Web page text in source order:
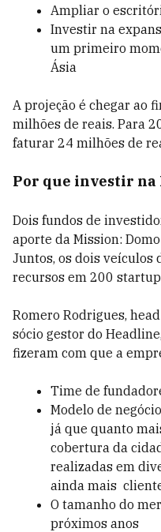
Ampliar o
Investir na
um primeiro
Ásia
A projeção é chegar ao
milhões de reais. Para
faturar 24 milhões de
Por que investir na
Dois fundos de
aporte da Mission:
Juntos, os dois
recursos em 200
Romero Rodrigues,
sócio gestor do
fizeram com que a
Time de
Modelo de
já que quanto
cobertura da
realizadas em
ainda mais
O tamanho do
próximos anos